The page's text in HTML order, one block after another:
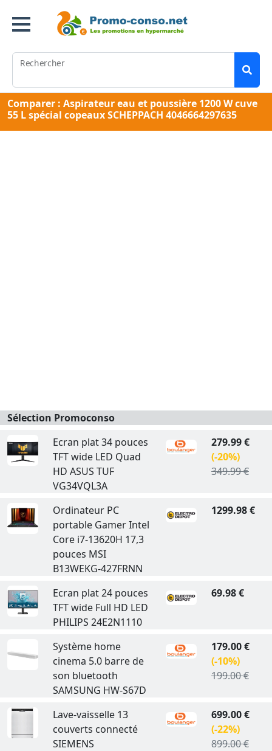
Rechercher
Comparer : Aspirateur eau et poussière 1200 W cuve
55 L spécial copeaux SCHEPPACH 4046664297635
Sélection Promoconso
Ecran plat 34 pouces
TFT wide LED Quad
HD ASUS TUF
VG34VQL3A
279.99 €
(-20%)
349.99 €
Ordinateur PC
portable Gamer Intel
Core i7-13620H 17,3
pouces MSI
B13WEKG-427FRNN
1299.98 €
Ecran plat 24 pouces
TFT wide Full HD LED
PHILIPS 24E2N1110
69.98 €
Système home
cinema 5.0 barre de
son bluetooth
SAMSUNG HW-S67D
179.00 €
(-10%)
199.00 €
Lave-vaisselle 13
couverts connecté
SIEMENS
699.00 €
(-22%)
899.00 €